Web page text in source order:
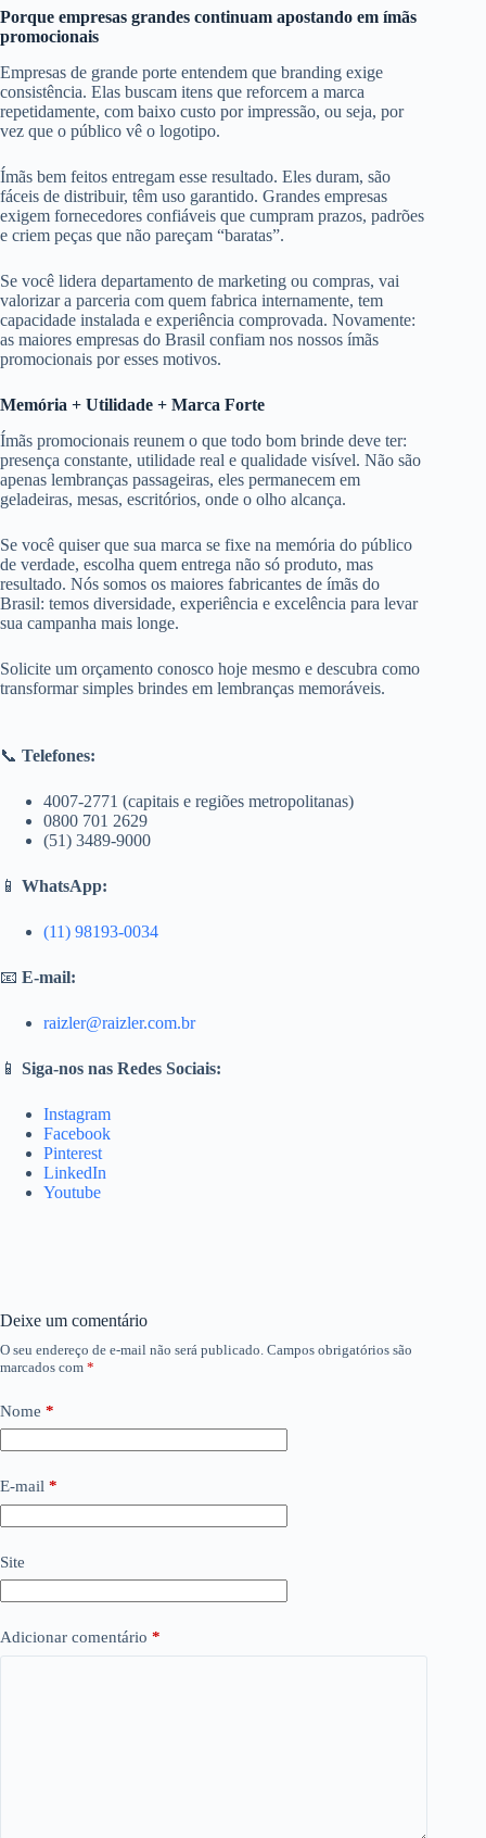
Porque empresas grandes continuam apostando em ímãs
promocionais
Empresas de grande porte entendem que branding exige
consistência. Elas buscam itens que reforcem a marca
repetidamente, com baixo custo por impressão, ou seja, por
vez que o público vê o logotipo.
Ímãs bem feitos entregam esse resultado. Eles duram, são
fáceis de distribuir, têm uso garantido. Grandes empresas
exigem fornecedores confiáveis que cumpram prazos, padrões
e criem peças que não pareçam “baratas”.
Se você lidera departamento de marketing ou compras, vai
valorizar a parceria com quem fabrica internamente, tem
capacidade instalada e experiência comprovada. Novamente:
as maiores empresas do Brasil confiam nos nossos ímãs
promocionais por esses motivos.
Memória + Utilidade + Marca Forte
Ímãs promocionais reunem o que todo bom brinde deve ter:
presença constante, utilidade real e qualidade visível. Não são
apenas lembranças passageiras, eles permanecem em
geladeiras, mesas, escritórios, onde o olho alcança.
Se você quiser que sua marca se fixe na memória do público
de verdade, escolha quem entrega não só produto, mas
resultado. Nós somos os maiores fabricantes de ímãs do
Brasil: temos diversidade, experiência e excelência para levar
sua campanha mais longe.
Solicite um orçamento conosco hoje mesmo e descubra como
transformar simples brindes em lembranças memoráveis.
📞 Telefones:
4007-2771 (capitais e regiões metropolitanas)
0800 701 2629
(51) 3489-9000
📱 WhatsApp:
(11) 98193-0034
📧 E-mail:
raizler@raizler.com.br
📱 Siga-nos nas Redes Sociais:
Instagram
Facebook
Pinterest
LinkedIn
Youtube
Deixe um comentário
O seu endereço de e-mail não será publicado. Campos obrigatórios são
marcados com *
Nome *
E-mail *
Site
Adicionar comentário *